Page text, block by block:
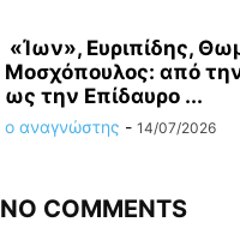
«Ίων», Ευριπίδης,
Μοσχόπουλος: από
ως την Επίδαυρο ...
ο αναγνώστης - 14/07/2026
NO COMMENTS